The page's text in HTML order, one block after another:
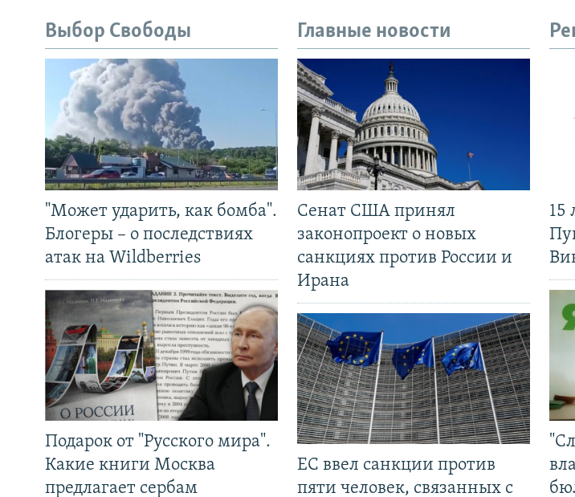
Выбор Свободы
"Может ударить, как бомба".
Блогеры – о последствиях
атак на Wildberries
Подарок от "Русского мира".
Какие книги Москва
предлагает сербам
Главные новости
Сенат США принял
законопроект о новых
санкциях против России и
Ирана
ЕС ввел санкции против
пяти человек, связанных с
15